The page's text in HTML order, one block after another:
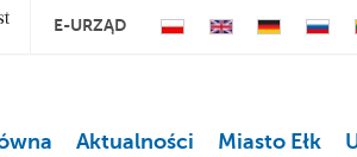
E-URZĄD
Aktualności Miasto Ełk